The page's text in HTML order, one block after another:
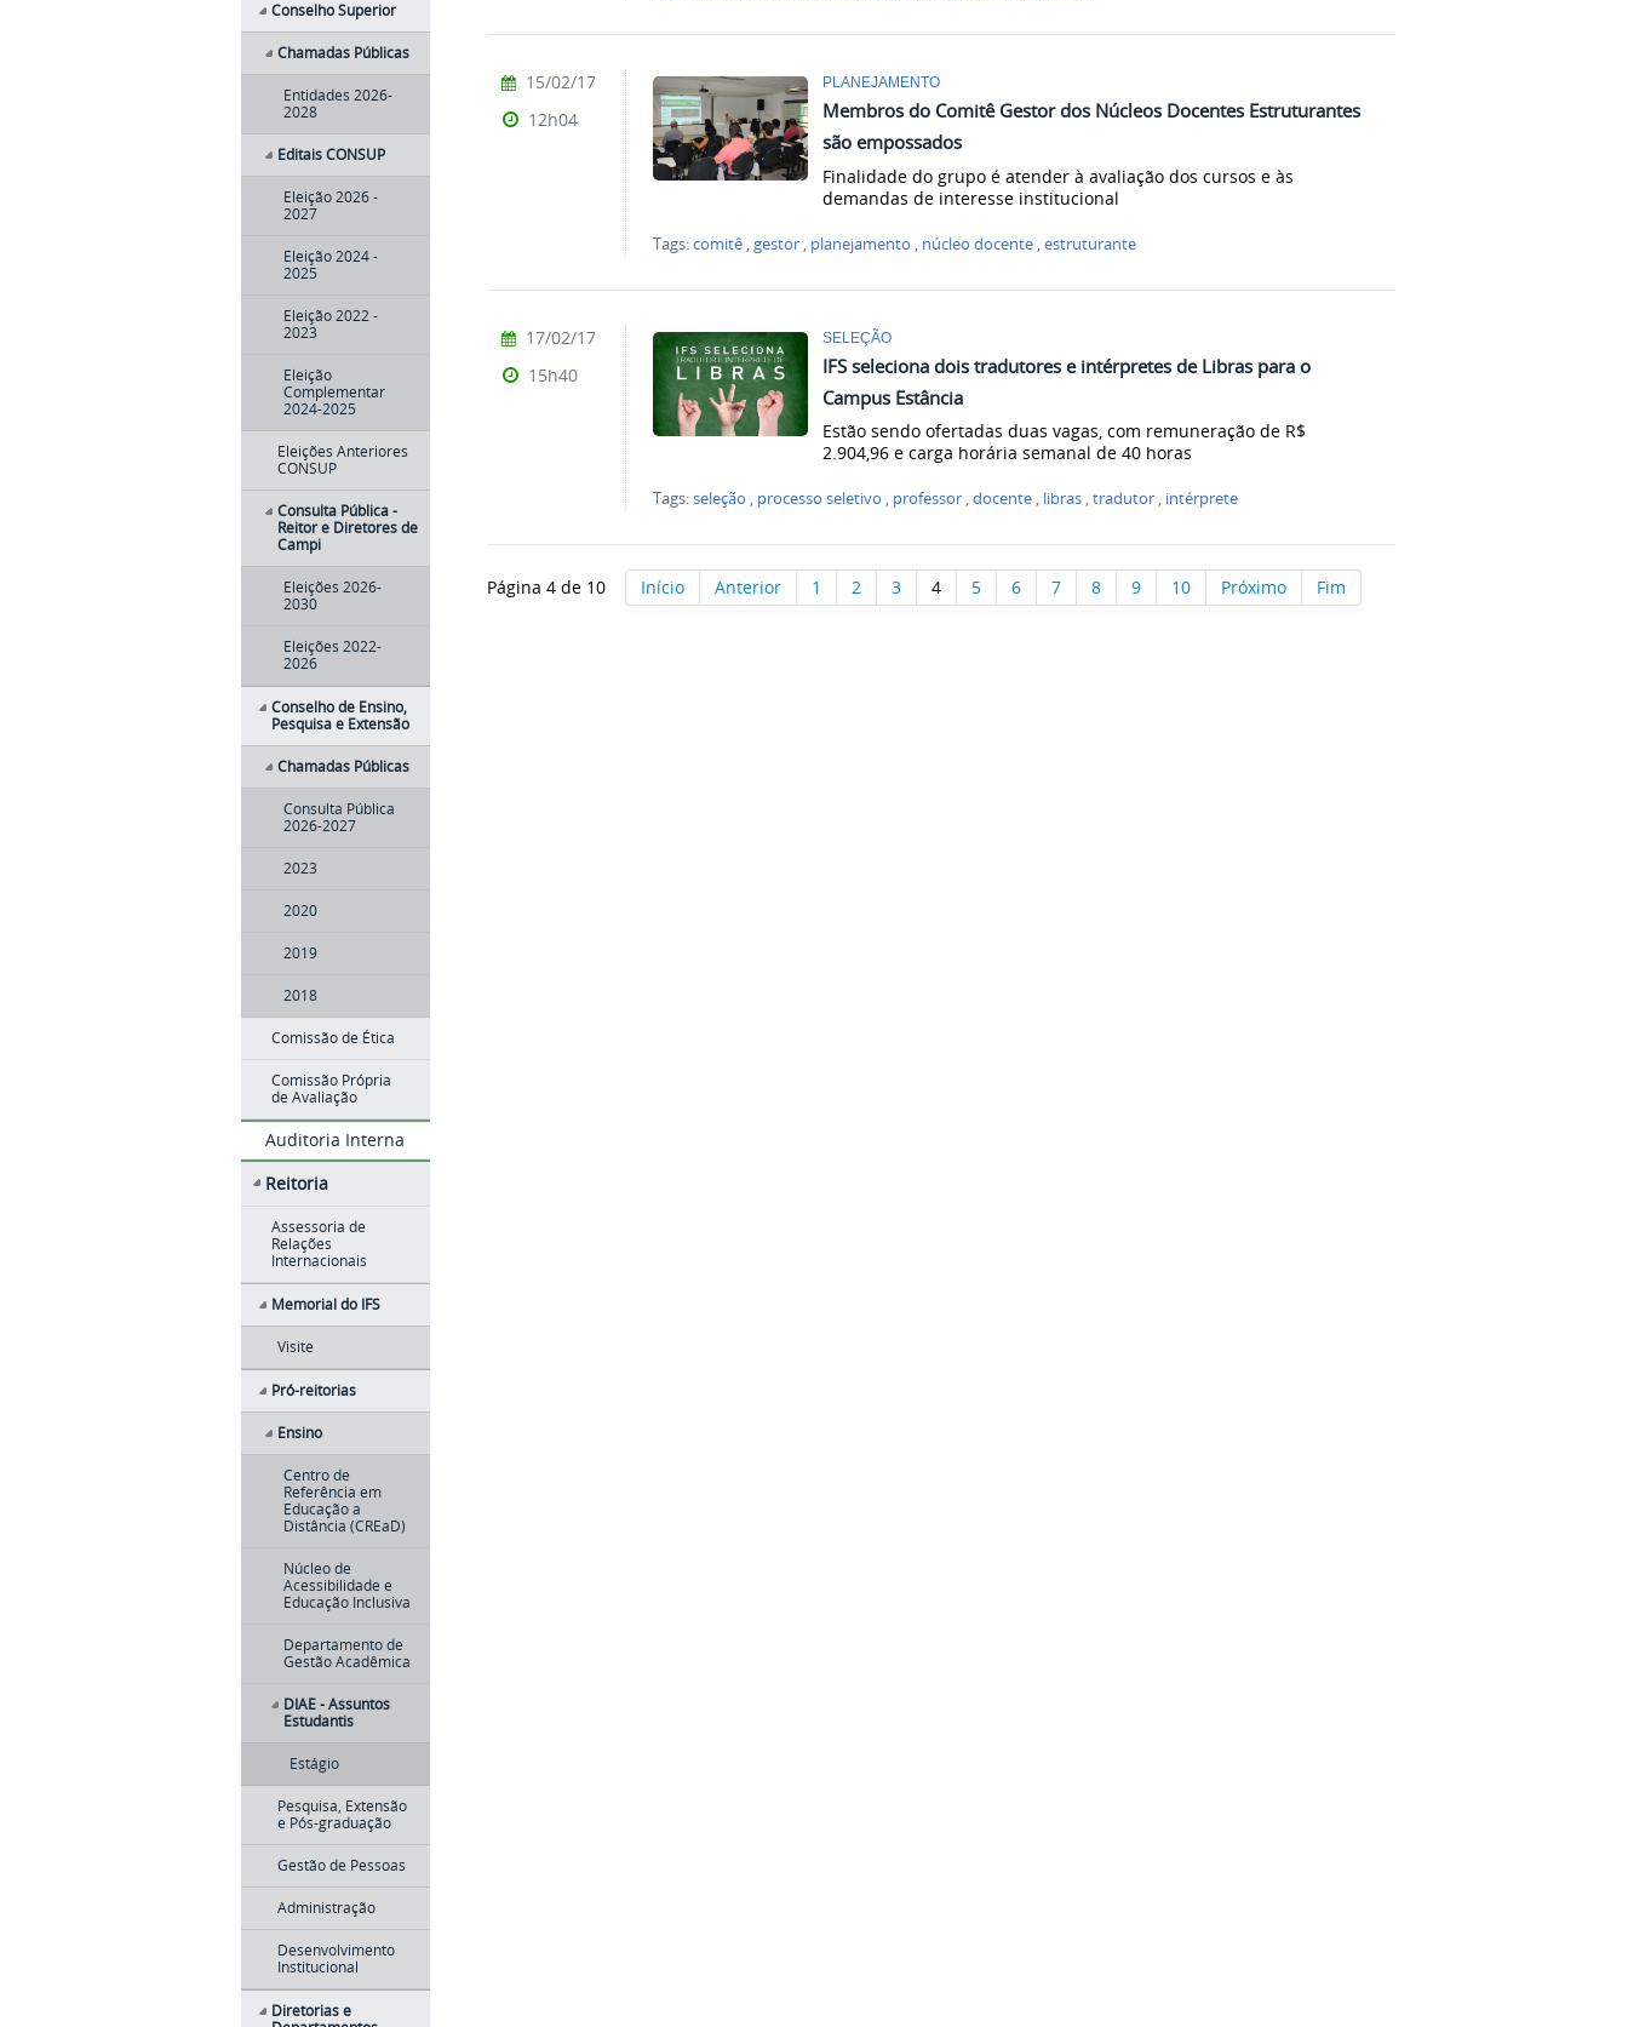
Conselho Superior
Chamadas Públicas
Entidades 2026-
2028
Editais CONSUP
Eleição 2026 -
2027
Eleição 2024 -
2025
Eleição 2022 -
2023
Eleição
Complementar
2024-2025
Eleições Anteriores
CONSUP
Consulta Pública -
Reitor e Diretores de
Campi
Eleições 2026-
2030
Eleições 2022-
2026
Conselho de Ensino,
Pesquisa e Extensão
Chamadas Públicas
Consulta Pública
2026-2027
2023
2020
2019
2018
Comissão de Ética
Comissão Própria
de Avaliação
Auditoria Interna
Reitoria
Assessoria de
Relações
Internacionais
Memorial do IFS
Visite
Pró-reitorias
Ensino
Centro de
Referência em
Educação a
Distância (CREaD)
Núcleo de
Acessibilidade e
Educação Inclusiva
Departamento de
Gestão Acadêmica
DIAE - Assuntos
Estudantis
Estágio
Pesquisa, Extensão
e Pós-graduação
Gestão de Pessoas
Administração
Desenvolvimento
Institucional
Diretorias e
PLANEJAMENTO
Membros do Comitê Gestor dos Núcleos Docentes Estruturantes
são empossados
Finalidade do grupo é atender à avaliação dos cursos e às
demandas de interesse institucional
Tags:comitê , gestor , planejamento , núcleo docente ,estruturante
15/02/17
12h04
SELEÇÃO
IFS seleciona dois tradutores e intérpretes de Libras para o
Campus Estância
Estão sendo ofertadas duas vagas, com remuneração de R$
2.904,96 e carga horária semanal de 40 horas
Tags:seleção , processo seletivo , professor ,docente , libras ,tradutor , intérprete
17/02/17
15h40
Página 4 de 10 Início Anterior 1 2 3 4 5 6 7 8 9 10 Próximo Fim